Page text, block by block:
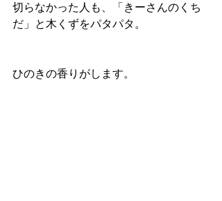
切らなかった人も、「きーさんのくち
だ」と木くずをパタパタ。
ひのきの香りがします。